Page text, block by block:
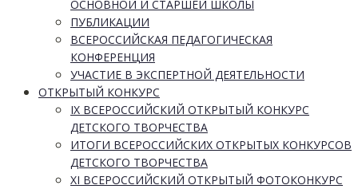
ОСНОВНОЙ И СТАРШЕЙ ШКОЛЫ
ПУБЛИКАЦИИ
ВСЕРОССИЙСКАЯ ПЕДАГОГИЧЕСКАЯ
КОНФЕРЕНЦИЯ
УЧАСТИЕ В ЭКСПЕРТНОЙ ДЕЯТЕЛЬНОСТИ
ОТКРЫТЫЙ КОНКУРС
IX ВСЕРОССИЙСКИЙ ОТКРЫТЫЙ КОНКУРС
ДЕТСКОГО ТВОРЧЕСТВА
ИТОГИ ВСЕРОССИЙСКИХ ОТКРЫТЫХ КОНКУРСОВ
ДЕТСКОГО ТВОРЧЕСТВА
XI ВСЕРОССИЙСКИЙ ОТКРЫТЫЙ ФОТОКОНКУРС